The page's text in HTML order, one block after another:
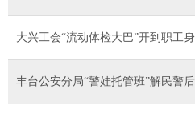
大兴工会“流动体检大巴”开到职工
丰台公安分局“警娃托管班”解民警